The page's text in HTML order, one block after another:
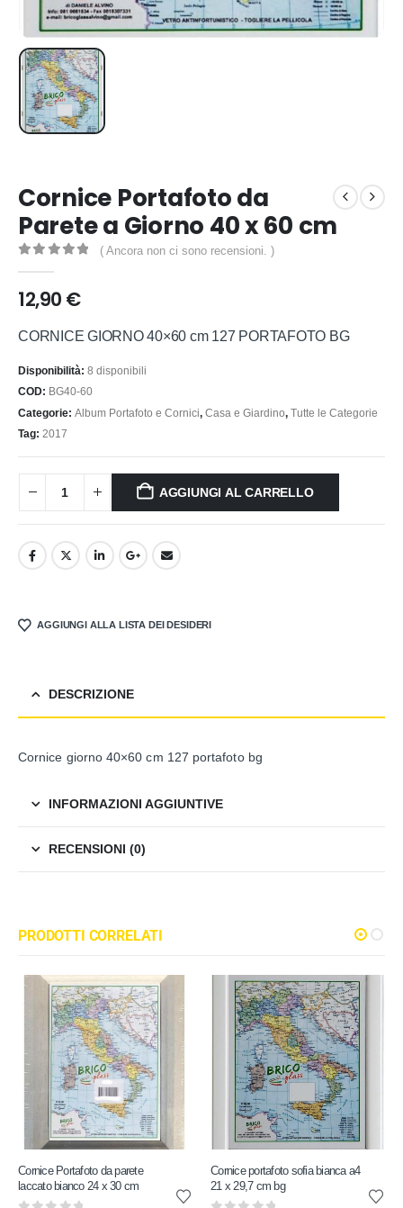
Cornice Portafoto da
Parete a Giorno 40 x 60 cm
( Ancora non ci sono recensioni. )
12,90 €
CORNICE GIORNO 40×60 cm 127 PORTAFOTO BG
Disponibilità: 8 disponibili
COD: BG40-60
Categorie: Album Portafoto e Cornici, Casa e Giardino, Tutte le Categorie
Tag: 2017
AGGIUNGI AL CARRELLO
AGGIUNGI ALLA LISTA DEI DESIDERI
DESCRIZIONE
Cornice giorno 40×60 cm 127 portafoto bg
INFORMAZIONI AGGIUNTIVE
RECENSIONI (0)
PRODOTTI CORRELATI
Cornice Portafoto da parete
laccato bianco 24 x 30 cm
Cornice portafoto sofia bianca a4
21 x 29,7 cm bg